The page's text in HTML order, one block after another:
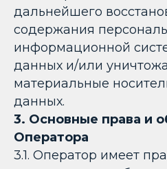
дальнейшего
содержания
информационной
данных и/или
материальные
данных.
3. Основные права и
Оператора
3.1. Оператор имеет